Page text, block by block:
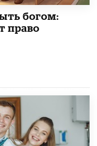
богом:
право